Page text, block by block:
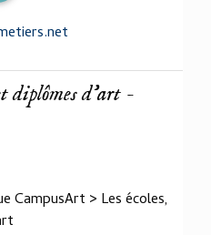
diplômes d'art -
CampusArt > Les écoles,